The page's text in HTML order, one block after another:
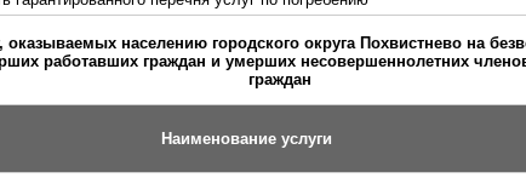
оказываемых населению городского округа Похвистнево на
работавших граждан и умерших несовершеннолетних
граждан
Наименование услуги